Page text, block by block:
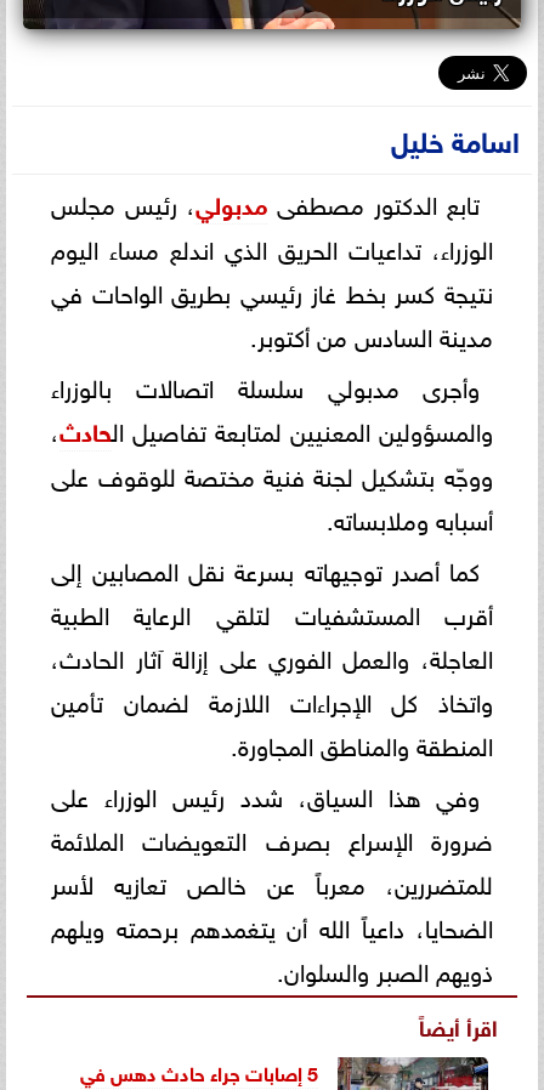
اسامة خليل
تابع الدكتور مصطفى مدبولي، رئيس مجلس
الوزراء، تداعيات الحريق الذي اندلع مساء اليوم
نتيجة كسر بخط غاز رئيسي بطريق الواحات في
مدينة السادس من أكتوبر.
وأجرى مدبولي سلسلة اتصالات بالوزراء
والمسؤولين المعنيين لمتابعة تفاصيل الحادث،
ووجّه بتشكيل لجنة فنية مختصة للوقوف على
أسبابه وملابساته.
كما أصدر توجيهاته بسرعة نقل المصابين إلى
أقرب المستشفيات لتلقي الرعاية الطبية
العاجلة، والعمل الفوري على إزالة آثار الحادث،
واتخاذ كل الإجراءات اللازمة لضمان تأمين
المنطقة والمناطق المجاورة.
وفي هذا السياق، شدد رئيس الوزراء على
ضرورة الإسراع بصرف التعويضات الملائمة
للمتضررين، معرباً عن خالص تعازيه لأسر
الضحايا، داعياً الله أن يتغمدهم برحمته ويلهم
ذويهم الصبر والسلوان.
اقرأ أيضاً
5 إصابات جراء حادث دهس في